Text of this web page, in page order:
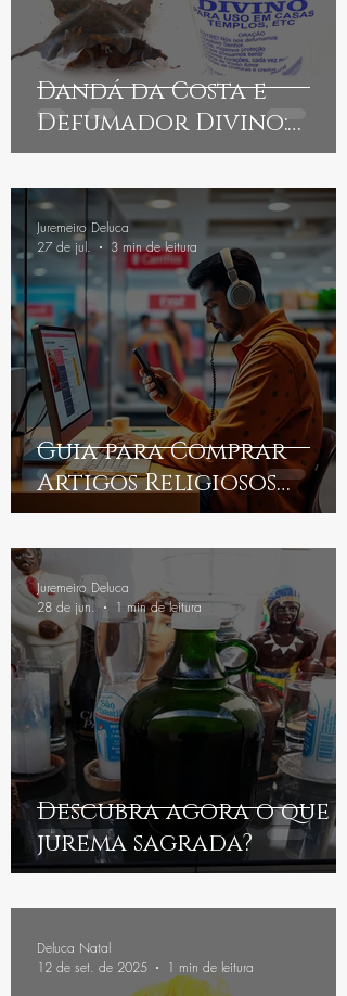
Dandá da Costa e
Defumador Divino:
benefícios, indicações e
cuidados
Guia para Comprar
Artigos Religiosos
Online
Juremeiro Deluca
27 de jul.
3 min de leitura
Descubra agora o que é
jurema sagrada?
Juremeiro Deluca
28 de jun.
1 min de leitura
Deluca Natal
12 de set. de 2025
1 min de leitura